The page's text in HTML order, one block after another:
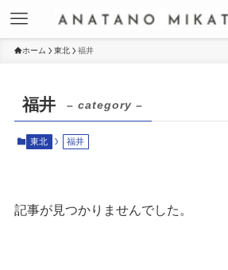
ホーム 東北 福井
福井 – category –
東北 福井
記事が見つかりませんでした。